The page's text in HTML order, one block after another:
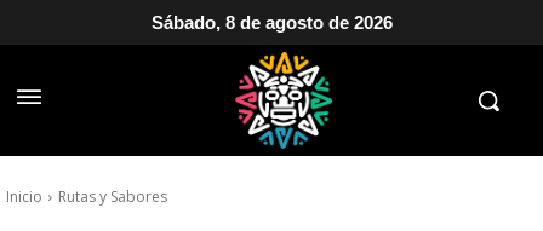
Sábado, 8 de agosto de 2026
Inicio Rutas y Sabores